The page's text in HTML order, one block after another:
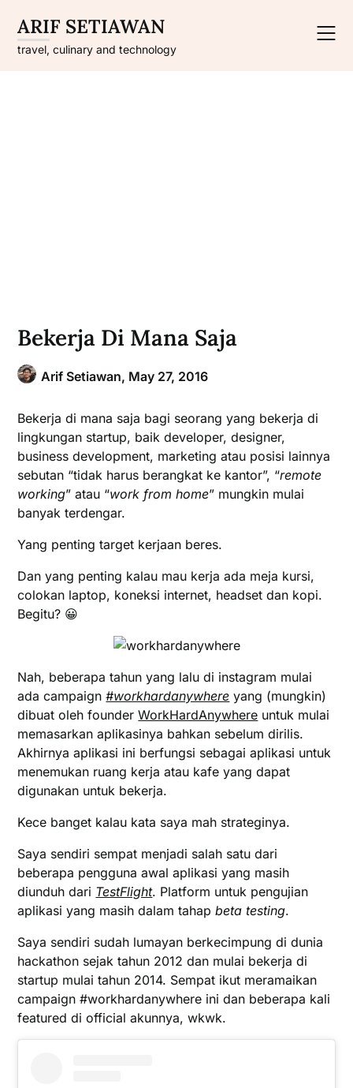
content
ARIF SETIAWAN
travel, culinary and technology
Bekerja Di Mana Saja
Arif Setiawan, May 27, 2016
Bekerja di mana saja bagi seorang yang bekerja di
lingkungan startup, baik developer, designer,
business development, marketing atau posisi lainnya
sebutan “tidak harus berangkat ke kantor”, “remote
working” atau “work from home” mungkin mulai
banyak terdengar.
Yang penting target kerjaan beres.
Dan yang penting kalau mau kerja ada meja kursi,
colokan laptop, koneksi internet, headset dan kopi.
Begitu? 😀
Nah, beberapa tahun yang lalu di instagram mulai
ada campaign#workhardanywhere yang (mungkin)
dibuat oleh founderWorkHardAnywhere untuk mulai
memasarkan aplikasinya bahkan sebelum dirilis.
Akhirnya aplikasi ini berfungsi sebagai aplikasi untuk
menemukan ruang kerja atau kafe yang dapat
digunakan untuk bekerja.
Kece banget kalau kata saya mah strateginya.
Saya sendiri sempat menjadi salah satu dari
beberapa pengguna awal aplikasi yang masih
diunduh dari TestFlight. Platform untuk pengujian
aplikasi yang masih dalam tahapbeta testing.
Saya sendiri sudah lumayan berkecimpung di dunia
hackathon sejak tahun 2012 dan mulai bekerja di
startup mulai tahun 2014. Sempat ikut meramaikan
campaign #workhardanywhere ini dan beberapa kali
featured di official akunnya, wkwk.